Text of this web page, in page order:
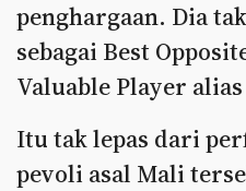
penghargaan. Dia
sebagai Best
Valuable Player
Itu tak lepas dari
pevoli asal Mali